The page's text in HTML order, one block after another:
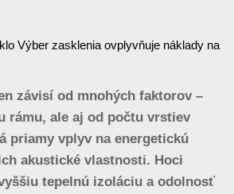
závisí od mnohých faktorov –
rámu, ale aj od počtu vrstiev
priamy vplyv na energetickú
akustické vlastnosti. Hoci
tepelnú izoláciu a odolnosť